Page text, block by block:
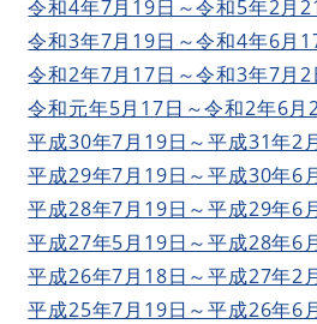
令和4年7月19日～令和5年2月
令和3年7月19日～令和4年6月
令和2年7月17日～令和3年7月2
令和元年5月17日～令和2年6月
平成30年7月19日～平成31年2
平成29年7月19日～平成30年6
平成28年7月19日～平成29年6
平成27年5月19日～平成28年6
平成26年7月18日～平成27年2
平成25年7月19日～平成26年6